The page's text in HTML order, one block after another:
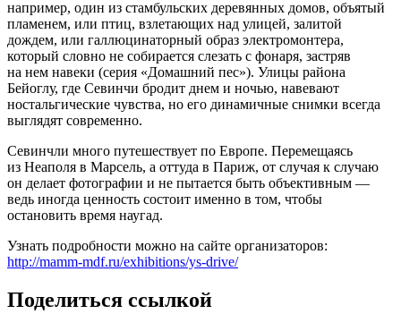
например, один из стамбульских деревянных домов, объятый
пламенем, или птиц, взлетающих над улицей, залитой
дождем, или галлюцинаторный образ электромонтера,
который словно не собирается слезать с фонаря, застряв
на нем навеки (серия «Домашний пес»). Улицы района
Бейоглу, где Севинчи бродит днем и ночью, навевают
ностальгические чувства, но его динамичные снимки всегда
выглядят современно.
Севинчли много путешествует по Европе. Перемещаясь
из Неаполя в Марсель, а оттуда в Париж, от случая к случаю
он делает фотографии и не пытается быть объективным —
ведь иногда ценность состоит именно в том, чтобы
остановить время наугад.
Узнать подробности можно на сайте организаторов:
http://mamm-mdf.ru/exhibitions/ys-drive/
Поделиться ссылкой